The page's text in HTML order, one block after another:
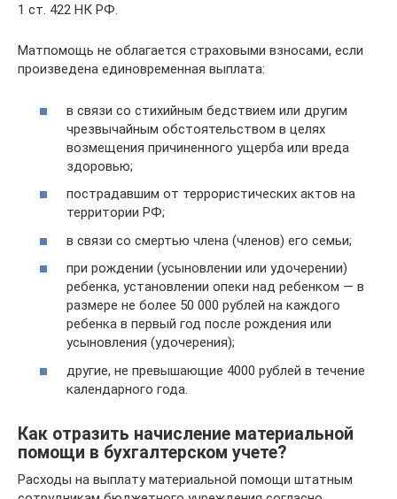
1 ст. 422 НК РФ.
Матпомощь не облагается страховыми взносами, если
произведена единовременная выплата:
в связи со стихийным бедствием или другим
чрезвычайным обстоятельством в целях
возмещения причиненного ущерба или вреда
здоровью;
пострадавшим от террористических актов на
территории РФ;
в связи со смертью члена (членов) его семьи;
при рождении (усыновлении или удочерении)
ребенка, установлении опеки над ребенком — в
размере не более 50 000 рублей на каждого
ребенка в первый год после рождения или
усыновления (удочерения);
другие, не превышающие 4000 рублей в течение
календарного года.
Как отразить начисление материальной
помощи в бухгалтерском учете?
Расходы на выплату материальной помощи штатным